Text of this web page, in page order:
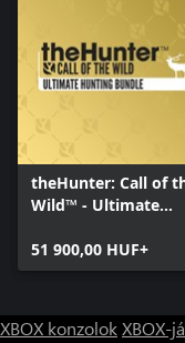
theHunter: Call of
Wild™ - Ultimate
51 900,00 HUF+
XBOX konzolokXBOX-